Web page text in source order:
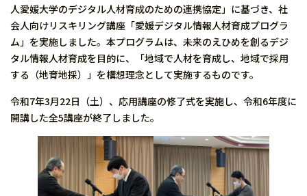
人愛媛大学のデジタル人材育成のための連携協定」に基づき、社
会人向けリスキリング講座「愛媛デジタル情報人材育成プログラ
ム」を実施しました。本プログラムは、未来のえひめを創るデジ
タル情報人材育成を目的に、「地域で人材を育成し、地域で採用
する（地育地採）」を構想理念として実施するものです。
令和7年3月22日（土）、応用講座の修了式を実施し、令和6年度に
開講した全5講座が終了しました。